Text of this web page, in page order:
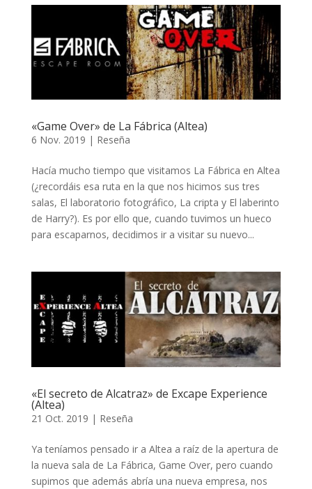
«Game Over» de La Fábrica (Altea)
6 Nov. 2019 | Reseña
Hacía mucho tiempo que visitamos La Fábrica en Altea
(¿recordáis esa ruta en la que nos hicimos sus tres
salas, El laboratorio fotográfico, La cripta y El laberinto
de Harry?). Es por ello que, cuando tuvimos un hueco
para escaparnos, decidimos ir a visitar su nuevo...
«El secreto de Alcatraz» de Excape Experience
(Altea)
21 Oct. 2019 | Reseña
Ya teníamos pensado ir a Altea a raíz de la apertura de
la nueva sala de La Fábrica, Game Over, pero cuando
supimos que además abría una nueva empresa, nos